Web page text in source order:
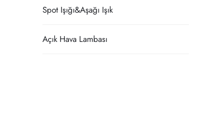
Spot Işığı&Aşağı Işık
Açık Hava Lambası